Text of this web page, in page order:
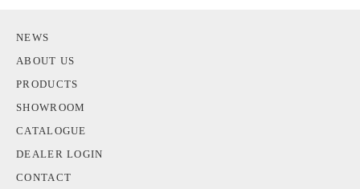
NEWS
ABOUT US
PRODUCTS
SHOWROOM
CATALOGUE
DEALER LOGIN
CONTACT